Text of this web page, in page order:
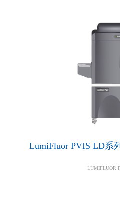
LumiFluor PVIS LD系
LUMIFLUOR